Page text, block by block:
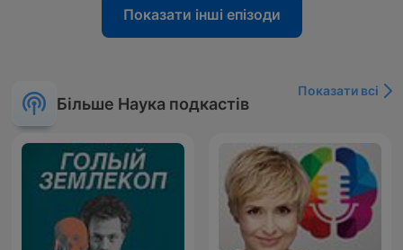
Показати інші епізоди
Більше Наука подкастів
Показати всі